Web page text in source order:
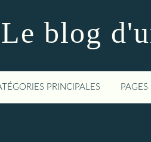
Le blog
PRINCIPALES PAGES